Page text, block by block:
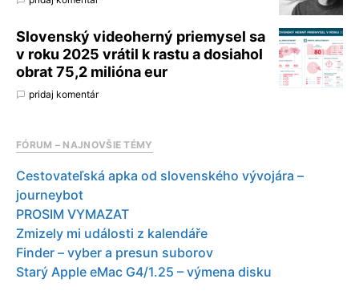
Slovenský videoherný priemysel sa
v roku 2025 vrátil k rastu a dosiahol
obrat 75,2 milióna eur
pridaj komentár
FÓRUM – NAJNOVŠIE TÉMY
Cestovateľská apka od slovenského vývojára –
journeybot
PROSIM VYMAZAT
Zmizely mi události z kalendáře
Finder – vyber a presun suborov
Starý Apple eMac G4/1.25 – výmena disku